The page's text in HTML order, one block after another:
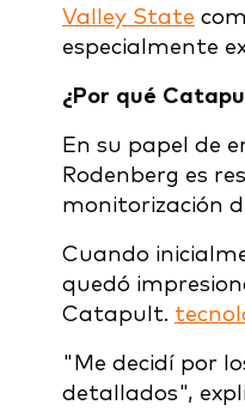
Valley State
especialmente
¿Por qué
En su papel de
Rodenberg es
monitorización
Cuando
quedó
Catapult.
"Me decidí por
detallados",